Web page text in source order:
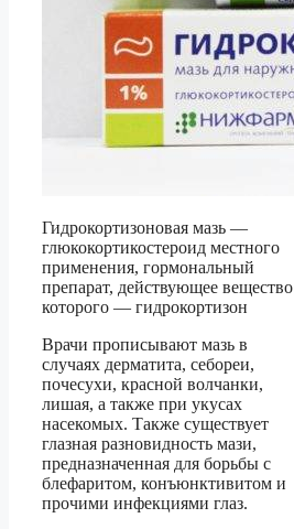
Гидрокортизоновая мазь —
глюкокортикостероид местного
применения, гормональный
препарат, действующее вещество
которого — гидрокортизон
Врачи прописывают мазь в
случаях дерматита, себореи,
почесухи, красной волчанки,
лишая, а также при укусах
насекомых. Также существует
глазная разновидность мази,
предназначенная для борьбы с
блефаритом, конъюнктивитом и
прочими инфекциями глаз.